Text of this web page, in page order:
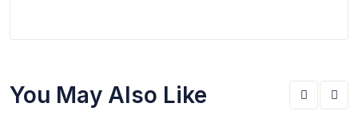
You May Also Like